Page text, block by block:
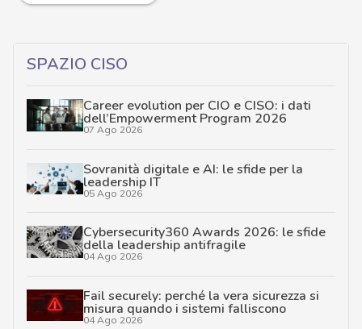
SPAZIO CISO
Career evolution per CIO e CISO: i dati
dell’Empowerment Program 2026
07 Ago 2026
Sovranità digitale e AI: le sfide per la
leadership IT
05 Ago 2026
Cybersecurity360 Awards 2026: le sfide
della leadership antifragile
04 Ago 2026
Fail securely: perché la vera sicurezza si
misura quando i sistemi falliscono
04 Ago 2026